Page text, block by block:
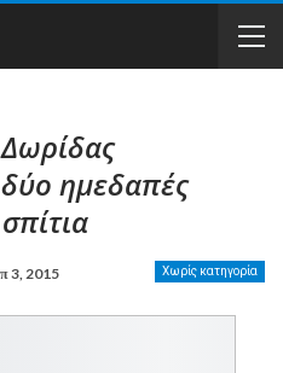
ημεδαπές
Χωρίς κατηγορία
3, 2015